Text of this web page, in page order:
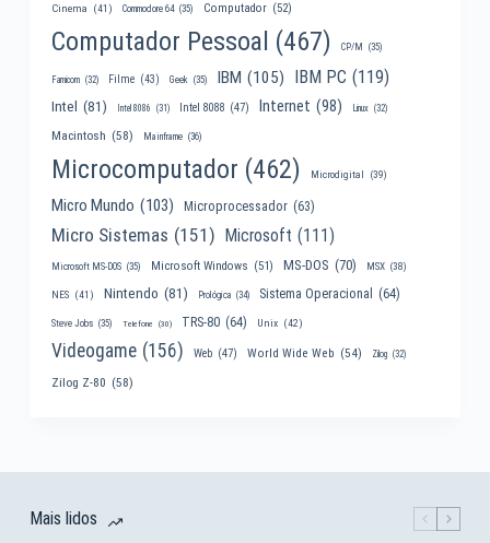
Cinema (41) Commodore 64 (35) Computador (52)
Computador Pessoal (467) CP/M (35)
Famicom (32) Filme (43) Geek (35) IBM (105) IBM PC (119)
Intel (81) Intel 8086 (31) Intel 8088 (47) Internet (98) Linux (32)
Macintosh (58) Mainframe (36)
Microcomputador (462) Microdigital (39)
Micro Mundo (103) Microprocessador (63)
Micro Sistemas (151) Microsoft (111)
Microsoft MS-DOS (35) Microsoft Windows (51) MS-DOS (70) MSX (38)
NES (41) Nintendo (81) Prológica (34) Sistema Operacional (64)
Steve Jobs (35) Telefone (30) TRS-80 (64) Unix (42)
Videogame (156) Web (47) World Wide Web (54) Zilog (32)
Zilog Z-80 (58)
Mais lidos